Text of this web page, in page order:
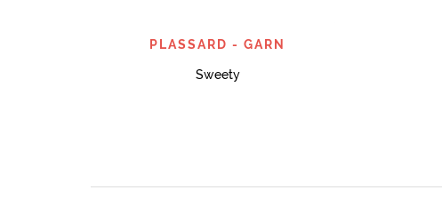
SNABBTITT
PLASSARD - GARN
Sweety